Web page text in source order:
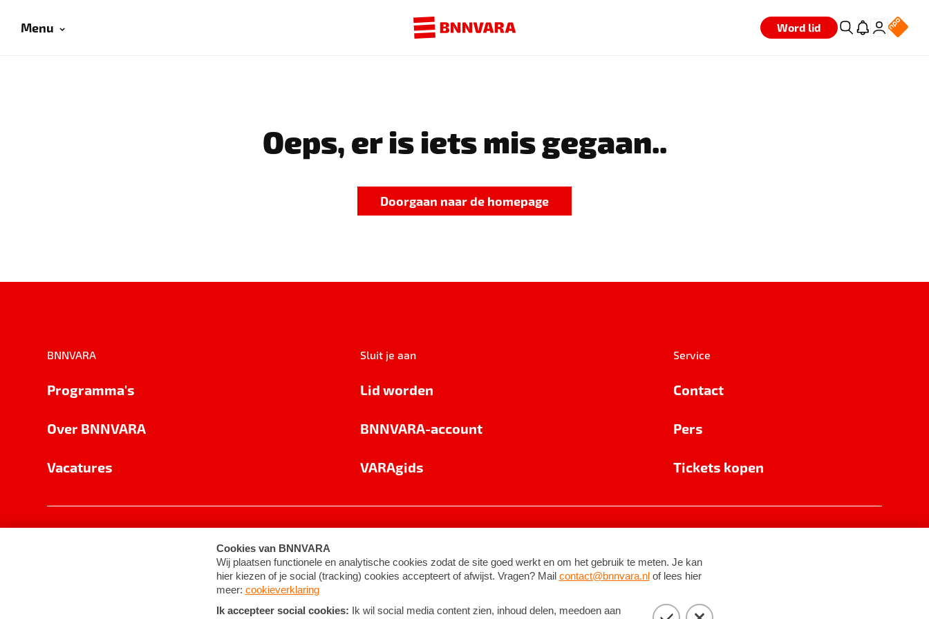
Menu Word lid
Oeps, er is iets mis gegaan..
Doorgaan naar de homepage
BNNVARA
Programma's
Over BNNVARA
Vacatures
Sluit je aan
Lid worden
BNNVARA-account
VARAgids
Service
Contact
Pers
Tickets kopen
Cookie-instellingen Algemene voorwaarden ©2026BNNVARA